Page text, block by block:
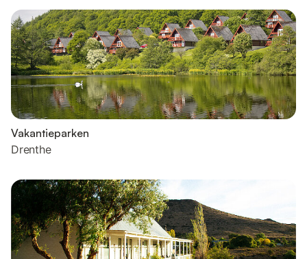
Vakantieparken
Drenthe